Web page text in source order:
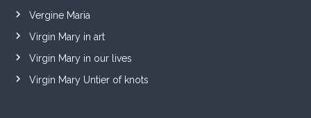
Vergine Maria
Virgin Mary in art
Virgin Mary in our lives
Virgin Mary Untier of knots